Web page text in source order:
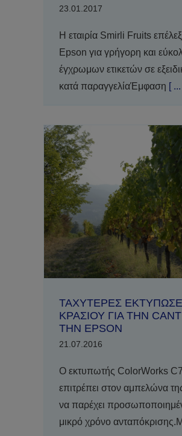
23.01.2017
Η εταιρία Smirli Fruits
Epson για γρήγορη και
έγχρωμων ετικετών σε
κατά παραγγελίαΈμφαση [ ...
ΤΑΧΥΤΕΡΕΣ
ΚΡΑΣΙΟΥ ΓΙΑ ΤΗN
ΤΗΝ EPSON
21.07.2016
O εκτυπωτής ColorWorks
επιτρέπει στον αμπελώνα
να παρέχει
μικρό χρόνο